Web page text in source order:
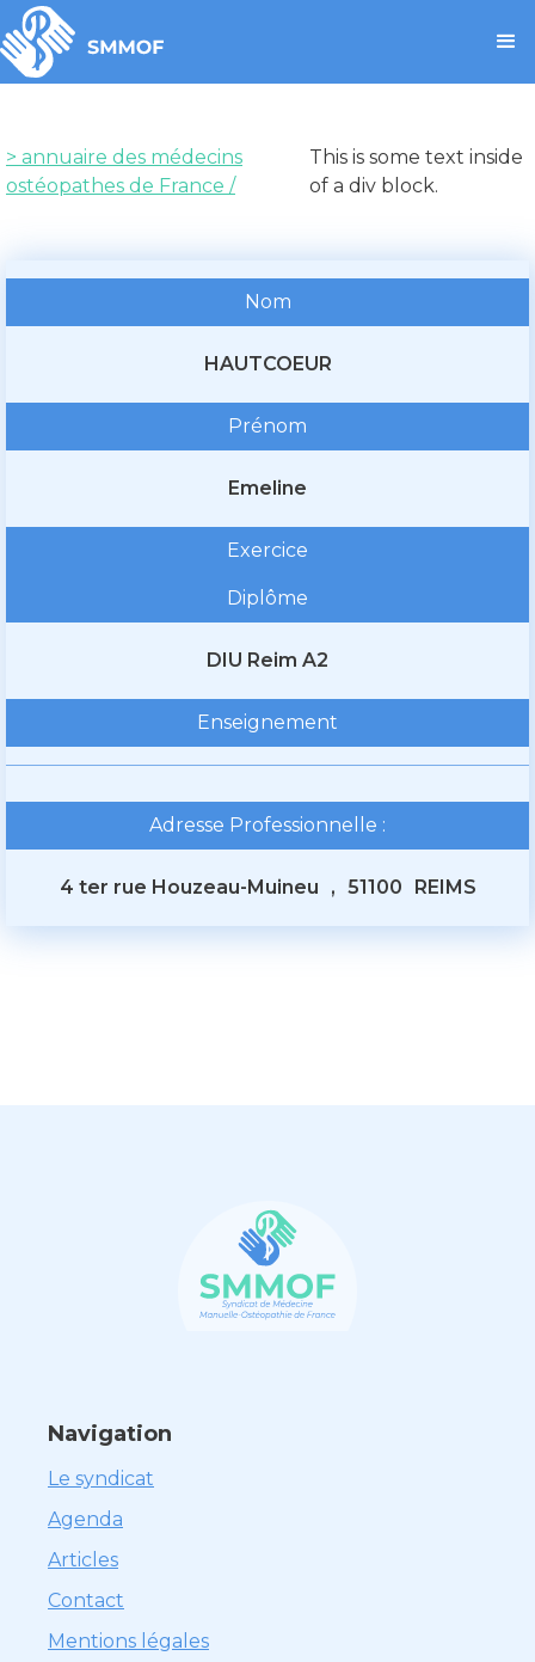
> annuaire des médecins
ostéopathes de France /
This is some text inside
of a div block.
Nom
HAUTCOEUR
Prénom
Emeline
Exercice
Diplôme
DIU Reim A2
Enseignement
Adresse Professionnelle :
4 ter rue Houzeau-Muineu , 51100 REIMS
Navigation
Le syndicat
Agenda
Articles
Contact
Mentions légales